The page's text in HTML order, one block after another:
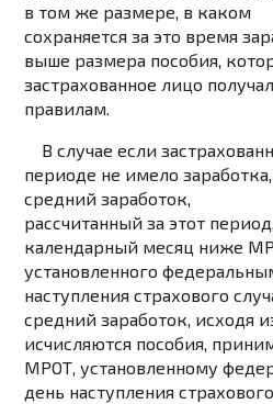
в том же размере, в каком
сохраняется за это время
выше размера пособия,
застрахованное лицо
правилам.
В случае если
периоде не имело
средний заработок,
рассчитанный за этот
календарный месяц ниже
установленного
наступления страхового
средний заработок, исходя
исчисляются пособия,
МРОТ, установленному
день наступления